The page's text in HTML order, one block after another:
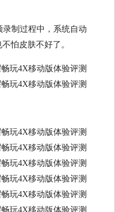
录制过程中，系统自动
怕皮肤不好了。